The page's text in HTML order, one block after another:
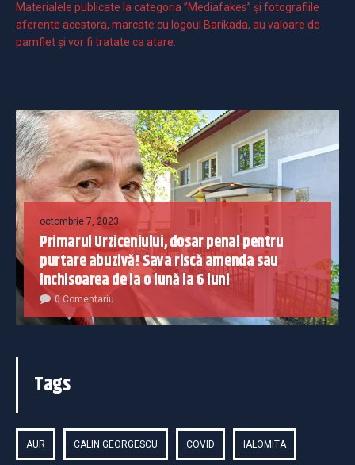
Materialele publicate la categoria ”Mediafakes” și fotografiile
aferente acestora, marcate cu logoul Barikada, au valoare de
pamflet și vor fi tratate ca atare.
octombrie 7, 2023
Primarul Urziceniului, dosar penal pentru
purtare abuzivă! Sava riscă amenda sau
închisoarea de la o lună la 6 luni
0 Comentariu
Tags
AUR CALIN GEORGESCU COVID IALOMITA